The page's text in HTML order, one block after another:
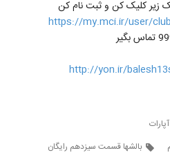
زیر کلیک کن و ثبت نام کن
https://my.mci.ir/user/
http://yon.ir/
بالشها قسمت سیزدهم رایگان